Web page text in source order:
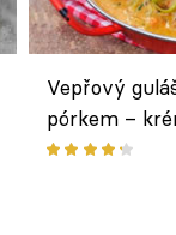
Vepřový
pórkem –
pokrm z